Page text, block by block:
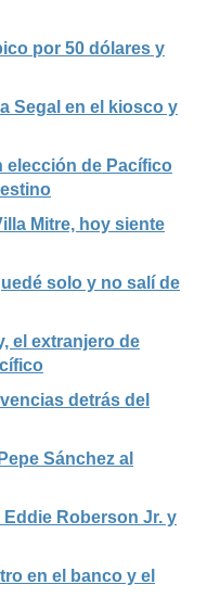
por 50 dólares y
Segal en el kiosco y
elección de Pacífico
Mitre, hoy siente
solo y no salí de
el extranjero de
detrás del
Sánchez al
Roberson Jr. y
en el banco y el